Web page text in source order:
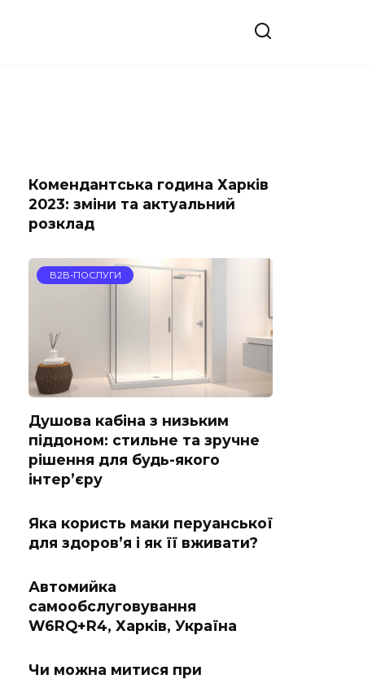
Комендантська година Харків
2023: зміни та актуальний
розклад
B2B-ПОСЛУГИ
Душова кабіна з низьким
піддоном: стильне та зручне
рішення для будь-якого
інтер’єру
Яка користь маки перуанської
для здоров’я і як її вживати?
Автомийка
самообслуговування
W6RQ+R4, Харків, Україна
Чи можна митися при